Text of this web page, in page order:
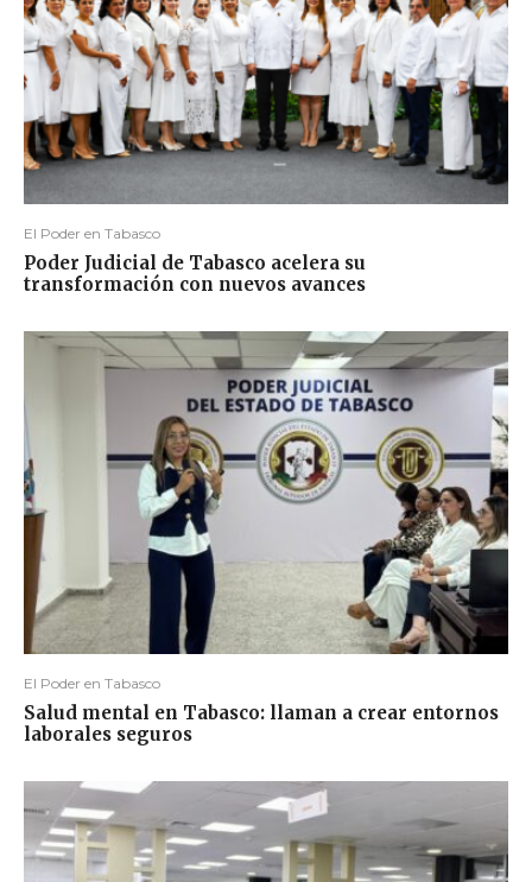
El Poder en Tabasco
Poder Judicial de Tabasco acelera su
transformación con nuevos avances
El Poder en Tabasco
Salud mental en Tabasco: llaman a crear entornos
laborales seguros